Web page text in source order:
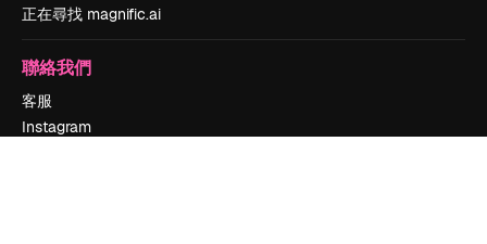
正在尋找 magnific.ai
聯絡我們
客服
Instagram